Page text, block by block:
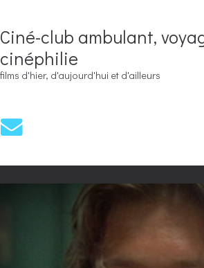
Ciné-club ambulant,
cinéphilie
films d'hier, d'aujourd'hui et d'ailleurs